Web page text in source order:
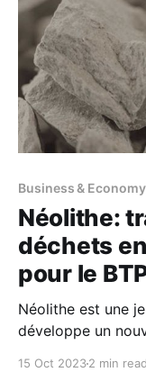
Business & Economy
Néolithe:
déchets
pour le
Néolithe est une
développe un
15 Oct 20232 min read